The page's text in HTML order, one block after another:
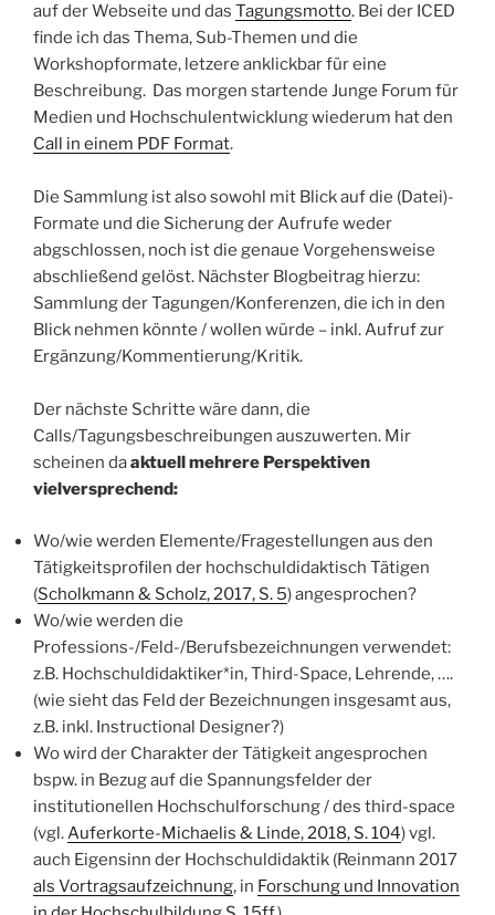
auf der Webseite und das Tagungsmotto. Bei der ICED
finde ich das Thema, Sub-Themen und die
Workshopformate, letzere anklickbar für eine
Beschreibung. Das morgen startende Junge Forum für
Medien und Hochschulentwicklung wiederum hat den
Call in einem PDF Format.
Die Sammlung ist also sowohl mit Blick auf die (Datei)-
Formate und die Sicherung der Aufrufe weder
abgschlossen, noch ist die genaue Vorgehensweise
abschließend gelöst. Nächster Blogbeitrag hierzu:
Sammlung der Tagungen/Konferenzen, die ich in den
Blick nehmen könnte / wollen würde – inkl. Aufruf zur
Ergänzung/Kommentierung/Kritik.
Der nächste Schritte wäre dann, die
Calls/Tagungsbeschreibungen auszuwerten. Mir
scheinen daaktuell mehrere Perspektiven
vielversprechend:
Wo/wie werden Elemente/Fragestellungen aus den
Tätigkeitsprofilen der hochschuldidaktisch Tätigen
(Scholkmann & Scholz, 2017, S. 5) angesprochen?
Wo/wie werden die
Professions-/Feld-/Berufsbezeichnungen verwendet:
z.B. Hochschuldidaktiker*in, Third-Space, Lehrende, ….
(wie sieht das Feld der Bezeichnungen insgesamt aus,
z.B. inkl. Instructional Designer?)
Wo wird der Charakter der Tätigkeit angesprochen
bspw. in Bezug auf die Spannungsfelder der
institutionellen Hochschulforschung / des third-space
(vgl. Auferkorte-Michaelis & Linde, 2018, S. 104) vgl.
auch Eigensinn der Hochschuldidaktik (Reinmann 2017
als Vortragsaufzeichnung, in Forschung und Innovation